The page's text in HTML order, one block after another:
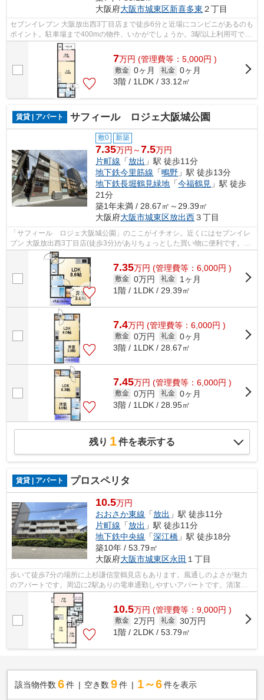
大阪府大阪市城東区新喜多東 ２丁目
セブンイレブン 大阪放出西3丁目店まで徒歩6分と近場にコンビニがあるのも
ポイント。駐車場まで400mの物件、いかがでしょうか。3駅以上利用可で多
方面へのアクセスに便利な物件です。...
7万円 (管理費等：5,000円 )
敷金 0ヶ月 礼金 0ヶ月
3階 / 1LDK / 33.12㎡
賃貸 | アパート サフィール ロジェ大阪城公園
敷0 新築
7.35万円～7.5万円
片町線 「放出 」駅 徒歩11分
地下鉄今里筋線 「鴫野 」駅 徒歩13分
地下鉄長堀鶴見緑地 「今福鶴見 」駅 徒歩
21分
築1年未満 / 28.67㎡～29.39㎡
大阪府大阪市城東区放出西３丁目
「サフィール ロジェ大阪城公園」のここがイチオシ。近くにはセブンイレ
ブン 大阪放出西3丁目店(徒歩3分)がありちょっとした買い物に便利です。駅
まで徒歩11分の物件です。敷地内にご...
7.35万円 (管理費等：6,000円 )
敷金 0万円 礼金
1ヶ月
1階 / 1LDK / 29.39㎡
7.4万円 (管理費等：6,000円 )
敷金 0万円 礼金 0ヶ月
3階 / 1LDK / 28.67㎡
7.45万円 (管理費等：6,000円 )
敷金 0万円 礼金 0ヶ月
3階 / 1LDK / 28.95㎡
残り 1件を表示する
賃貸 | アパート プロスペリタ
10.5万円
おおさか東線 「放出 」駅 徒歩11分
片町線 「放出 」駅 徒歩11分
地下鉄中央線 「深江橋 」駅 徒歩18分
築10年 / 53.79㎡
大阪府大阪市城東区永田 １丁目
歩いて徒歩7分の場所に上杉謙信堂鶴見店もあります。風通しのよさが魅力
のアパートです。周辺に2駅ありの電車通勤しやすいアパートです。清潔感
のある室内が魅力的な平成28年築の物件...
10.5万円 (管理費等：9,000円 )
敷金 2万円 礼金 30万円
1階 / 2LDK / 53.79㎡
該当物件数 6件 空き数 9 件 1～6 件を表示